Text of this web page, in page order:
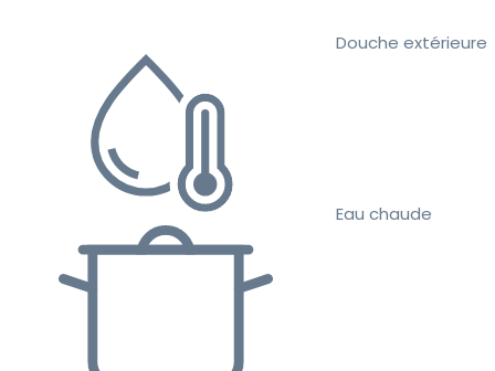
Douche extérieure
Eau chaude